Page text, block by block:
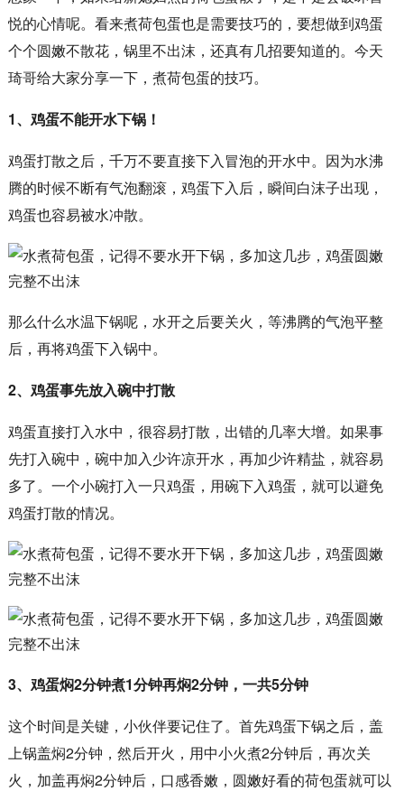
悦的心情呢。看来煮荷包蛋也是需要技巧的，要想做到鸡蛋
个个圆嫩不散花，锅里不出沫，还真有几招要知道的。今天
琦哥给大家分享一下，煮荷包蛋的技巧。
1、鸡蛋不能开水下锅！
鸡蛋打散之后，千万不要直接下入冒泡的开水中。因为水沸
腾的时候不断有气泡翻滚，鸡蛋下入后，瞬间白沫子出现，
鸡蛋也容易被水冲散。
那么什么水温下锅呢，水开之后要关火，等沸腾的气泡平整
后，再将鸡蛋下入锅中。
2、鸡蛋事先放入碗中打散
鸡蛋直接打入水中，很容易打散，出错的几率大增。如果事
先打入碗中，碗中加入少许凉开水，再加少许精盐，就容易
多了。一个小碗打入一只鸡蛋，用碗下入鸡蛋，就可以避免
鸡蛋打散的情况。
3、鸡蛋焖2分钟煮1分钟再焖2分钟，一共5分钟
这个时间是关键，小伙伴要记住了。首先鸡蛋下锅之后，盖
上锅盖焖2分钟，然后开火，用中小火煮2分钟后，再次关
火，加盖再焖2分钟后，口感香嫩，圆嫩好看的荷包蛋就可以